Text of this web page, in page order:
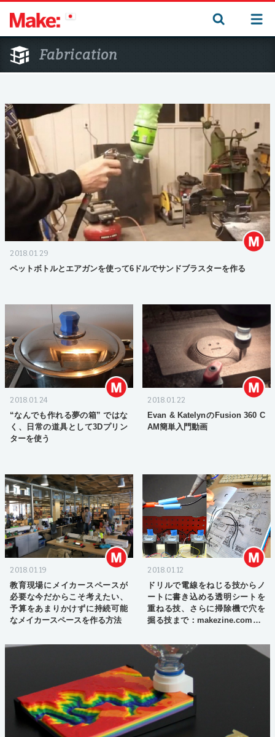
Fabrication
2018.01.29
ペットボトルとエアガンを使って6ドルでサンドブラスターを作る
2018.01.24
“なんでも作れる夢の箱” ではな
く、日常の道具として3Dプリン
ターを使う
2018.01.22
Evan & KatelynのFusion 360 C
AM簡単入門動画
2018.01.19
教育現場にメイカースペースが
必要な今だからこそ考えたい、
予算をあまりかけずに持続可能
なメイカースペースを作る方法
2018.01.12
ドリルで電線をねじる技からノ
ートに書き込める透明シートを
重ねる技、さらに掃除機で穴を
掘る技まで：makezine.comの2